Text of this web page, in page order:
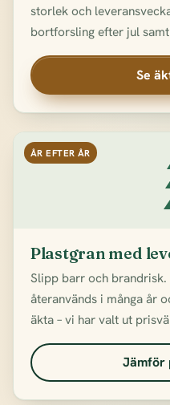
storlek och
bortforsling efter jul
Se
ÅR EFTER ÅR
Plastgran med
Slipp barr och
återanvänds i många år
äkta – vi har valt ut
Jämför